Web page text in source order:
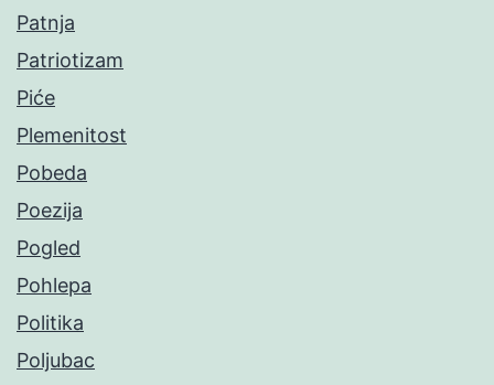
Patnja
Patriotizam
Piće
Plemenitost
Pobeda
Poezija
Pogled
Pohlepa
Politika
Poljubac